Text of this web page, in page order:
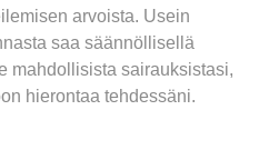
arvoista. Usein
saa säännöllisellä
mahdollisista sairauksistasi,
hierontaa tehdessäni.